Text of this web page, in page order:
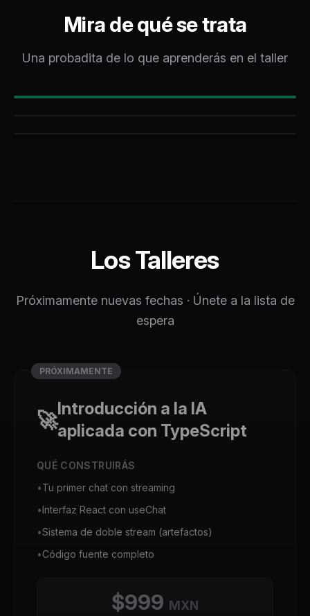
Mira de qué se trata
Una probadita de lo que aprenderás en el taller
Los Talleres
Próximamente nuevas fechas · Únete a la lista de
espera
PRÓXIMAMENTE
🚀Introducción a la IA
aplicada con TypeScript
QUÉ CONSTRUIRÁS
•Tu primer chat con streaming
•Interfaz React con useChat
•Sistema de doble stream (artefactos)
•Código fuente completo
$999 MXN